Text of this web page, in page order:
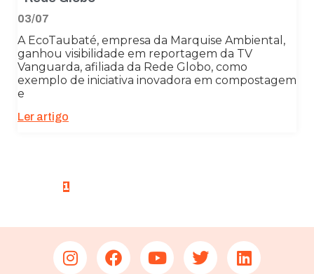
03/07
A EcoTaubaté, empresa da Marquise Ambiental,
ganhou visibilidade em reportagem da TV
Vanguarda, afiliada da Rede Globo, como
exemplo de iniciativa inovadora em compostagem
e
Ler artigo
1